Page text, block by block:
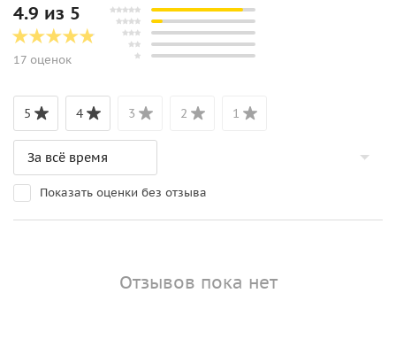
4.9 из 5
17 оценок
5 4 3 2 1
Показать оценки без отзыва
Отзывов пока нет